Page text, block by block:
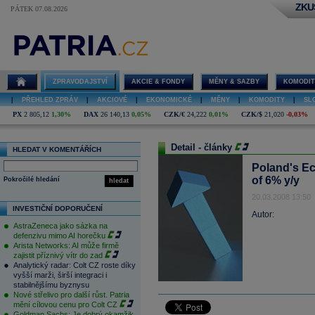
PÁTEK 07.08.2026
ZPRAVODAJSTVÍ AKCIE & FONDY MĚNY & SAZBY
PŘEHLED ZPRÁV AKCIOVÉ EKONOMICKÉ MĚNY KOMODITY
PX 2 805,12 1,30% DAX 26 140,13 0,05% CZK/€ 24,222 0,01% CZK/$ 21,020 -0,03%
HLEDAT V KOMENTÁŘÍCH
hledat
Pokročilé hledání
INVESTIČNÍ DOPORUČENÍ
AstraZeneca jako sázka na
defenzivu mimo AI horečku
Arista Networks: AI může firmě
zajistit příznivý vítr do zad
Analytický radar: Colt CZ roste díky
vyšší marži, širší integraci i
stabilnějšímu byznysu
Nové střelivo pro další růst. Patria
mění cílovou cenu pro Colt CZ
Detail - články
Poland's
of 6% y/y
20.03.2008 13:50
Autor: